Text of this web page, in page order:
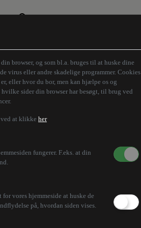
browser, og som bl.a. bruges til at huske dine
virus eller andre skadelige programmer. Cookies
eller hvor du bor, men kan hjælpe os og
sider din browser har besøgt, til brug ved
at klikke her
fungerer. F.eks. at din
vores hjemmeside at huske de
på, hvordan siden vises.